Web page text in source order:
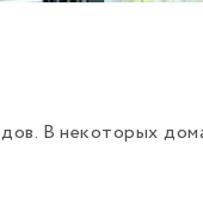
В некоторых